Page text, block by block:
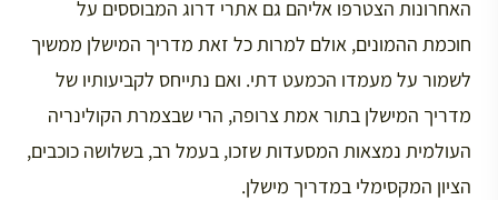
האחרונות הצטרפו אליהם גם אתרי דרוג המבוססים על
חוכמת ההמונים, אולם למרות כל זאת מדריך המישלן ממשיך
לשמור על מעמדו הכמעט דתי. ואם נתייחס לקביעותיו של
מדריך המישלן בתור אמת צרופה, הרי שבצמרת הקולינריה
העולמית נמצאות המסעדות שזכו, בעמל רב, בשלושה כוכבים,
הציון המקסימלי במדריך מישלן.